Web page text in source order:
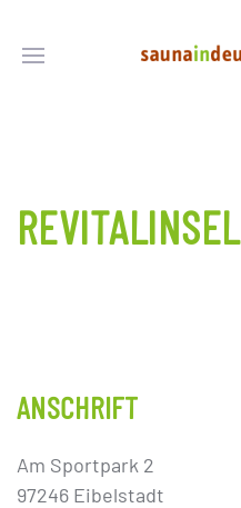
REVITALINSEL
ANSCHRIFT
Am Sportpark 2
97246 Eibelstadt